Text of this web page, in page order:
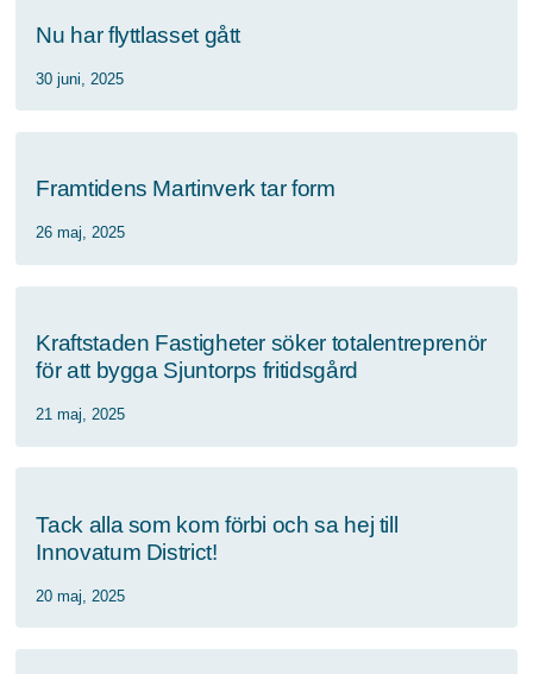
Nu har flyttlasset gått
30 juni, 2025
Framtidens Martinverk tar form
26 maj, 2025
Kraftstaden Fastigheter söker totalentreprenör
för att bygga Sjuntorps fritidsgård
21 maj, 2025
Tack alla som kom förbi och sa hej till
Innovatum District!
20 maj, 2025